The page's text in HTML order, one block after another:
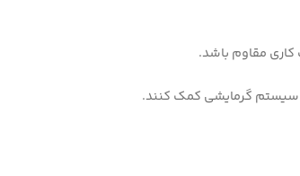
مقاوم باشد.
سیستم گرمایشی کمک کنند.